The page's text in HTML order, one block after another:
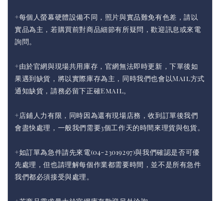
+每個人螢幕硬體設備不同，照片與實品難免有色差，請以
實品為主，若購買前對商品細節有所疑問，歡迎訊息或來電
詢問。
+由於官網與現場共用庫存，官網無法即時更新，下單後如
果遇到缺貨，將以實際庫存為主，同時我們也會以Mail方式
通知缺貨，請務必留下正確Email。
+店鋪人力有限，同時因為還有現場店務，收到訂單後我們
會盡快處理，一般我們需要3個工作天的時間來理貨與包貨。
+如訂單為急件請先來電(04-23019297)與我們確認是否可優
先處理，但也請理解每個作業都需要時間，並不是所有急件
我們都必須接受與處理。